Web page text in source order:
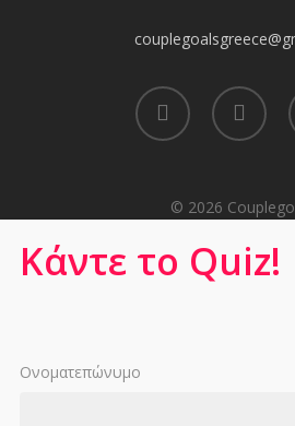
facebook youtube
© 2026
Κάντε το Quiz!
Ονοματεπώνυμο